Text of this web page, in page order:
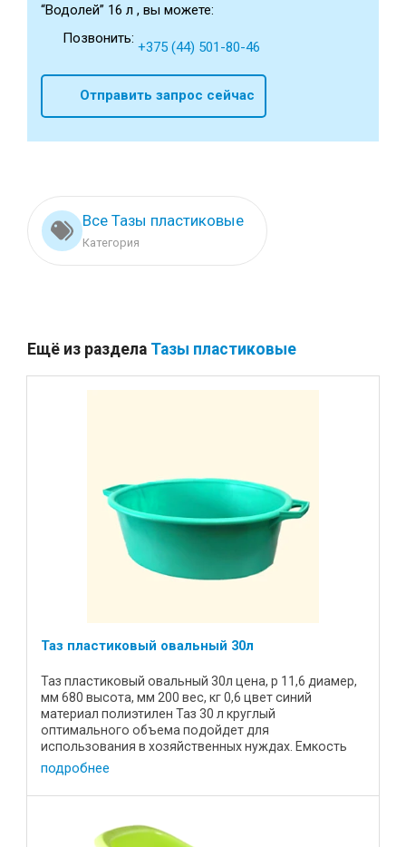
“Водолей” 16 л , вы можете:
Позвонить:
+375 (44) 501-80-46
Отправить запрос сейчас
Все Тазы пластиковые
Категория
Ещё из раздела Тазы пластиковые
Таз пластиковый овальный 30л
Таз пластиковый овальный 30л цена, р 11,6 диамер,
мм 680 высота, мм 200 вес, кг 0,6 цвет синий
материал полиэтилен Таз 30 л круглый
оптимального объема подойдет для
использования в хозяйственных нуждах. Емкость
удобной формы, эргономичные ручки, ...
подробнее